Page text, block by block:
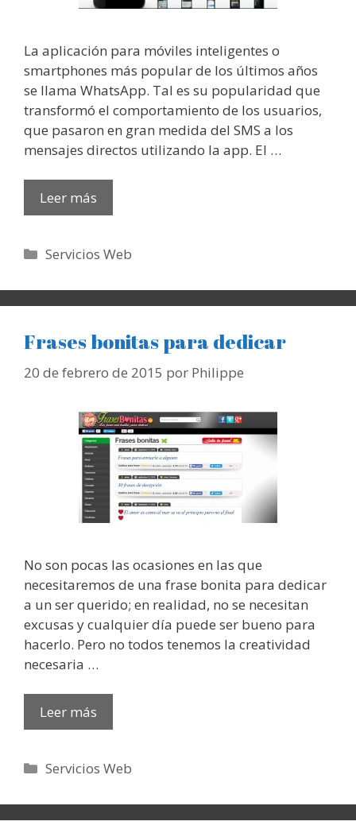
La aplicación para móviles inteligentes o
smartphones más popular de los últimos años
se llama WhatsApp. Tal es su popularidad que
transformó el comportamiento de los usuarios,
que pasaron en gran medida del SMS a los
mensajes directos utilizando la app. El …
Leer más
Categorías
Servicios Web
Frases bonitas para dedicar
20 de febrero de 2015 por Philippe
No son pocas las ocasiones en las que
necesitaremos de una frase bonita para dedicar
a un ser querido; en realidad, no se necesitan
excusas y cualquier día puede ser bueno para
hacerlo. Pero no todos tenemos la creatividad
necesaria …
Leer más
Categorías
Servicios Web